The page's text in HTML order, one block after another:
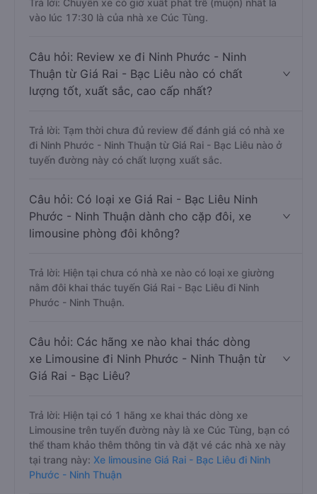
Trả lời: Chuyến xe có giờ xuất phát trễ (muộn) nhất là
vào lúc 17:30 là của nhà xe Cúc Tùng.
Câu hỏi: Review xe đi Ninh Phước - Ninh
Thuận từ Giá Rai - Bạc Liêu nào có chất
lượng tốt, xuất sắc, cao cấp nhất?
Trả lời: Tạm thời chưa đủ review để đánh giá có nhà xe
đi Ninh Phước - Ninh Thuận từ Giá Rai - Bạc Liêu nào ở
tuyến đường này có chất lượng xuất sắc.
Câu hỏi: Có loại xe Giá Rai - Bạc Liêu Ninh
Phước - Ninh Thuận dành cho cặp đôi, xe
limousine phòng đôi không?
Trả lời: Hiện tại chưa có nhà xe nào có loại xe giường
nằm đôi khai thác tuyến Giá Rai - Bạc Liêu đi Ninh
Phước - Ninh Thuận.
Câu hỏi: Các hãng xe nào khai thác dòng
xe Limousine đi Ninh Phước - Ninh Thuận từ
Giá Rai - Bạc Liêu?
Trả lời: Hiện tại có 1 hãng xe khai thác dòng xe
Limousine trên tuyến đường này là xe Cúc Tùng, bạn có
thể tham khảo thêm thông tin và đặt vé các nhà xe này
tại trang này: Xe limousine Giá Rai - Bạc Liêu đi Ninh
Phước - Ninh Thuận